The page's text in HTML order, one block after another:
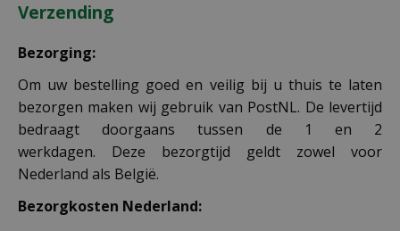
Verzending
Bezorging:
Om uw bestelling goed en veilig bij u thuis te laten
bezorgen maken wij gebruik van PostNL. De levertijd
bedraagt doorgaans tussen de 1 en 2
werkdagen. Deze bezorgtijd geldt zowel voor
Nederland als België.
Bezorgkosten Nederland: